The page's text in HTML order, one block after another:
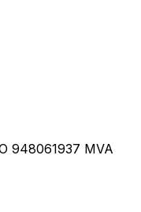
948061937 MVA